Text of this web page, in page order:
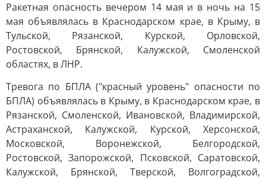
Ракетная опасность вечером 14 мая и в ночь на 15
мая объявлялась в Краснодарском крае, в Крыму, в
Тульской, Рязанской, Курской, Орловской,
Ростовской, Брянской, Калужской, Смоленской
областях, в ЛНР.
Тревога по БПЛА ("красный уровень" опасности по
БПЛА) объявлялась в Крыму, в Краснодарском крае, в
Рязанской, Смоленской, Ивановской, Владимирской,
Астраханской, Калужской, Курской, Херсонской,
Московской, Воронежской, Белгородской,
Ростовской, Запорожской, Псковской, Саратовской,
Калужской, Брянской, Тверской, Волгоградской,